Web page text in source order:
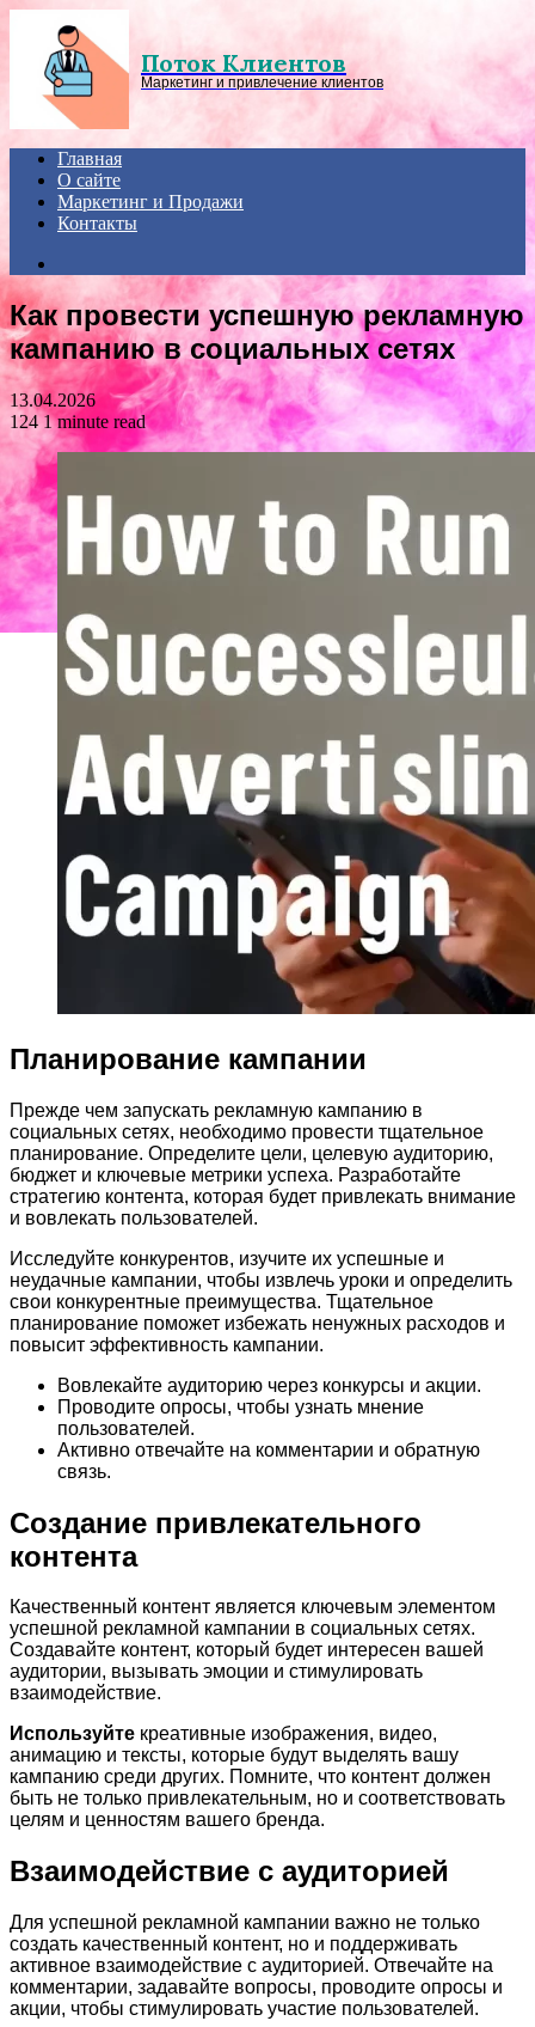
Поток Клиентов
Маркетинг и привлечение клиентов
Главная
О сайте
Маркетинг и Продажи
Контакты
Как провести успешную рекламную
кампанию в социальных сетях
13.04.2026
1241 minute read
Планирование кампании
Прежде чем запускать рекламную кампанию в
социальных сетях, необходимо провести тщательное
планирование. Определите цели, целевую аудиторию,
бюджет и ключевые метрики успеха. Разработайте
стратегию контента, которая будет привлекать внимание
и вовлекать пользователей.
Исследуйте конкурентов, изучите их успешные и
неудачные кампании, чтобы извлечь уроки и определить
свои конкурентные преимущества. Тщательное
планирование поможет избежать ненужных расходов и
повысит эффективность кампании.
Вовлекайте аудиторию через конкурсы и акции.
Проводите опросы, чтобы узнать мнение
пользователей.
Активно отвечайте на комментарии и обратную
связь.
Создание привлекательного
контента
Качественный контент является ключевым элементом
успешной рекламной кампании в социальных сетях.
Создавайте контент, который будет интересен вашей
аудитории, вызывать эмоции и стимулировать
взаимодействие.
Используйте креативные изображения, видео,
анимацию и тексты, которые будут выделять вашу
кампанию среди других. Помните, что контент должен
быть не только привлекательным, но и соответствовать
целям и ценностям вашего бренда.
Взаимодействие с аудиторией
Для успешной рекламной кампании важно не только
создать качественный контент, но и поддерживать
активное взаимодействие с аудиторией. Отвечайте на
комментарии, задавайте вопросы, проводите опросы и
акции, чтобы стимулировать участие пользователей.